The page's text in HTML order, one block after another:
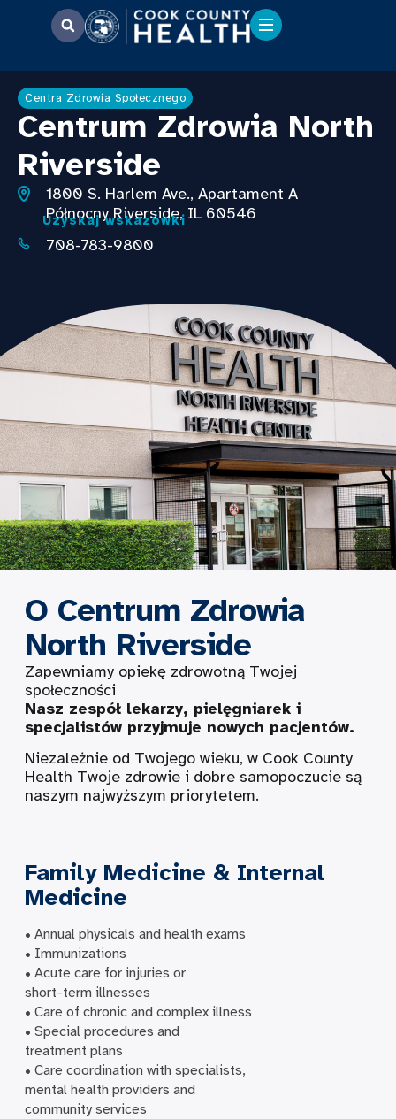
Centra Zdrowia Społecznego
Centrum Zdrowia North
Riverside
1800 S. Harlem Ave., Apartament A
Północny Riverside, IL 60546
Uzyskaj wskazówki
708-783-9800
O Centrum Zdrowia
North Riverside
Zapewniamy opiekę zdrowotną Twojej
społeczności
Nasz zespół lekarzy, pielęgniarek i
specjalistów przyjmuje nowych pacjentów.
Niezależnie od Twojego wieku, w Cook County
Health Twoje zdrowie i dobre samopoczucie są
naszym najwyższym priorytetem.
Family Medicine & Internal
Medicine
• Annual physicals and health exams
• Immunizations
• Acute care for injuries or
short-term illnesses
• Care of chronic and complex illness
• Special procedures and
treatment plans
• Care coordination with specialists,
mental health providers and
community services